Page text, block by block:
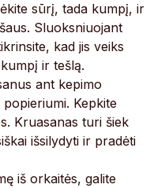
sūrį, tada kumpį, ir
Sluoksniuojant
kad jis veiks
ir tešlą.
ant kepimo
Kepkite
Kruasanas turi šiek
išsilydyti ir pradėti
iš orkaitės, galite